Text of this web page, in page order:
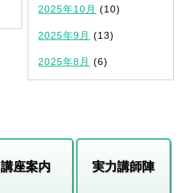
2025年10月 (10)
2025年9月 (13)
2025年8月 (6)
講座案内 実力講師陣